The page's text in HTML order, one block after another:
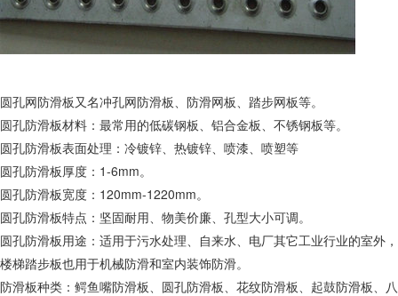
圆孔网防滑板又名冲孔网防滑板、防滑网板、踏步网板等。
圆孔防滑板材料：最常用的低碳钢板、铝合金板、不锈钢板等。
圆孔防滑板表面处理：冷镀锌、热镀锌、喷漆、喷塑等
圆孔防滑板厚度：1-6mm。
圆孔防滑板宽度：120mm-1220mm。
圆孔防滑板特点：坚固耐用、物美价廉、孔型大小可调。
圆孔防滑板用途：适用于污水处理、自来水、电厂其它工业行业的室外，
楼梯踏步板也用于机械防滑和室内装饰防滑。
防滑板种类：鳄鱼嘴防滑板、圆孔防滑板、花纹防滑板、起鼓防滑板、八